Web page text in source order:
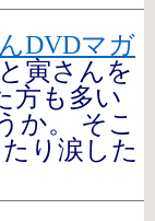
DVDマガ
寅さんを
方も多い
か。 そこ
り涙した